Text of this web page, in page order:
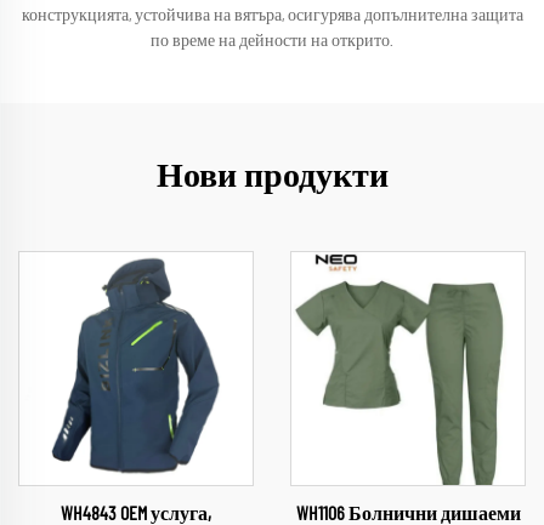
конструкцията, устойчива на вятъра, осигурява допълнителна защита
по време на дейности на открито.
Нови продукти
WH4843 OEM услуга,
WH1106 Болнични дишаеми